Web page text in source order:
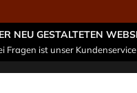
NEU GESTALTETEN
ist unser